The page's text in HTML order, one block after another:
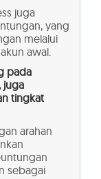
juga
yang
melalui
awal.
pada
juga
tingkat
arahan
sebagai